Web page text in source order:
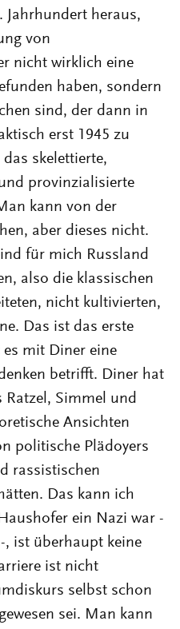
Jahrhundert heraus,
von
nicht wirklich eine
haben, sondern
sind, der dann in
erst 1945 zu
skelettierte,
provinzialisierte
kann von der
aber dieses nicht.
für mich Russland
also die klassischen
nicht kultivierten,
Das ist das erste
mit Diner eine
betrifft. Diner hat
Ratzel, Simmel und
Ansichten
politische Plädoyers
rassistischen
Das kann ich
ein Nazi war -
ist überhaupt keine
ist nicht
selbst schon
sei. Man kann